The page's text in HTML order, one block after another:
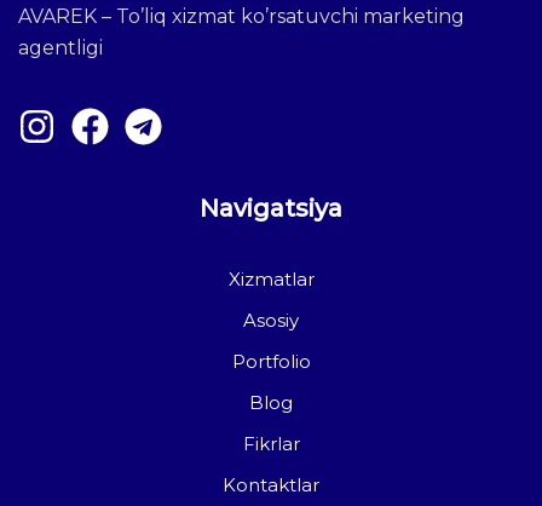
AVAREK – To’liq xizmat ko’rsatuvchi marketing
agentligi
Navigatsiya
Xizmatlar
Asosiy
Portfolio
Blog
Fikrlar
Kontaktlar